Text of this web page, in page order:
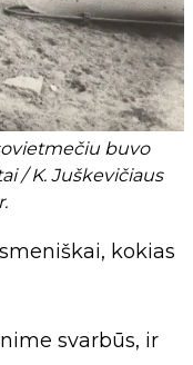
buvo
/ K. Juškevičiaus
kokias
svarbūs, ir